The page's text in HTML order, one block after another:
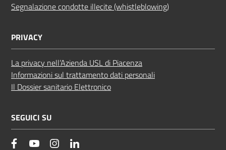
Segnalazione condotte illecite (whistleblowing)
PRIVACY
La privacy nell’Azienda USL di Piacenza
Informazioni sul trattamento dati personali
Il Dossier sanitario Elettronico
SEGUICI SU
facebookYouTube Instagram